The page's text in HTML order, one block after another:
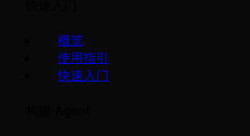
概览
使用指引
快速入门